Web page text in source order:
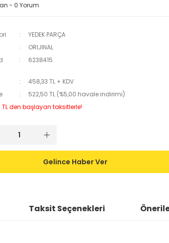
- 0 Yorum
YEDEK PARÇA
ORIJINAL
6238415
458,33 TL + KDV
522,50 TL (%5,00 havale indirimi)
TL den başlayan taksitlerle!
Gelince Haber Ver
Taksit Seçenekleri